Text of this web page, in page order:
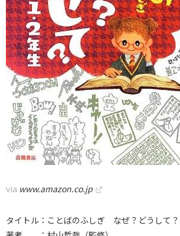
via www.amazon.co.jp
タイトル：ことばのふしぎ なぜ？どうして